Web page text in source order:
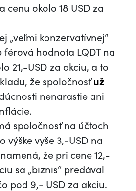
cenu okolo 18 USD za
„veľmi konzervatívnej“
férová hodnota LQDT na
21,-USD za akciu, a to
že spoločnosťuž
nenarastie ani
spoločnosť na účtoch
výške vyše 3,-USD na
že pri cene 12,-
sa „biznis“ predával
pod 9,- USD za akciu.